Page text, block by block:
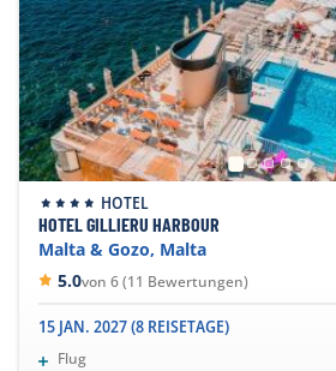
HOTEL
HOTEL GILLIERU HARBOUR
Malta & Gozo, Malta
5.0von 6 (11 Bewertungen)
15 JAN. 2027 (8 REISETAGE)
Flug